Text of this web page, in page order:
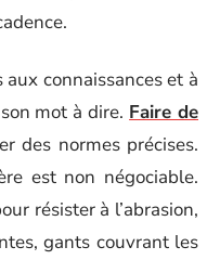
aux connaissances et à
mot à dire. Faire de
des normes précises.
est non négociable.
résister à l’abrasion,
gants couvrant les